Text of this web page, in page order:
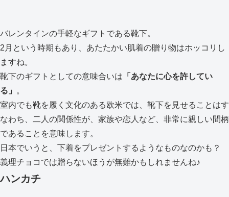
バレンタインの手軽なギフトである靴下。
2月という時期もあり、あたたかい肌着の贈り物はホッコリし
ますね。
靴下のギフトとしての意味合いは 「あなたに心を許してい
る」
。
室内でも靴を履く文化のある欧米では、靴下を見せることはす
なわち、二人の関係性が、家族や恋人など、非常に親しい間柄
であることを意味します。
日本でいうと、下着をプレゼントするようなものなのかも？
義理チョコでは贈らないほうが無難かもしれませんね♪
ハンカチ